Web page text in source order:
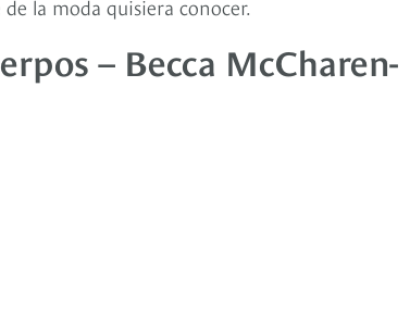
la moda quisiera conocer.
– Becca McCharen-